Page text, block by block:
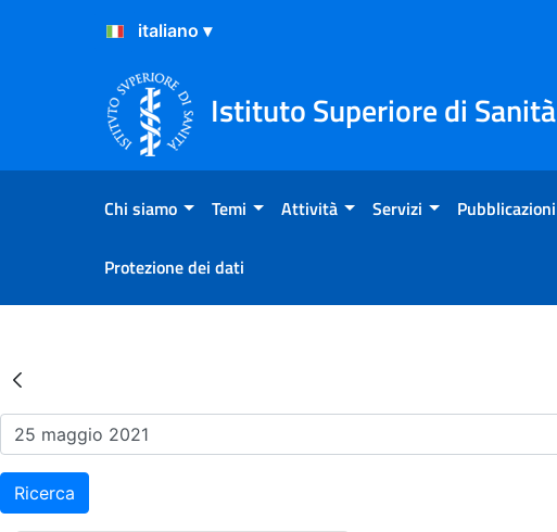
Salta al Contenuto
Salta al Footer
Istituto Superiore di Sanità
Chi siamo Temi Attività Servizi Pubblicazioni
Protezione dei dati
Risultati della Ricerca - Eventi
Ricerca